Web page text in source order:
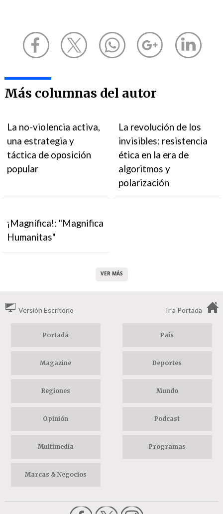
Más columnas del autor
La no-violencia activa,
una estrategia y
táctica de oposición
popular
La revolución de los
invisibles: resistencia
ética en la era de
algoritmos y
polarización
¡Magnífica!: "Magnifica
Humanitas"
VER MÁS
Versión Escritorio Ir a Portada
Portada País
Magazine Deportes
Regiones Mundo
Opinión Podcast
Multimedia Programas
Marcas & Negocios